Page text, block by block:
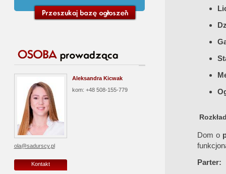
Aleksandra Kicwak
kom: +48 508-155-779
ola@sadurscy.pl
Kontakt
Dom o
Parter: